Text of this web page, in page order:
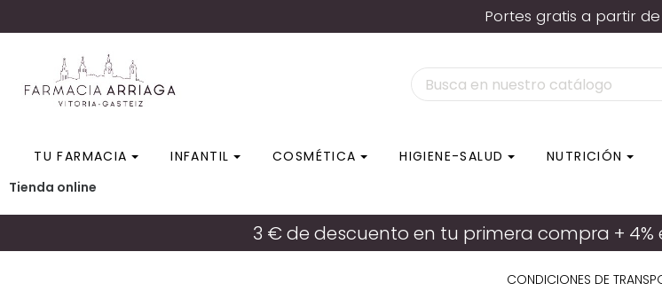
Portes gratis a partir
TU FARMACIA INFANTIL COSMÉTICA HIGIENE-SALUD NUTRICIÓN
Tienda online
3 € de descuento en tu primera compra +
Condiciones de
CONDICIONES DE